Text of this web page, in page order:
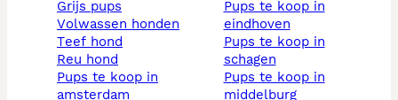
grijs pups
volwassen honden
teef hond
reu hond
pups te koop in
amsterdam
pups te koop in
eindhoven
pups te koop in
schagen
pups te koop in
middelburg